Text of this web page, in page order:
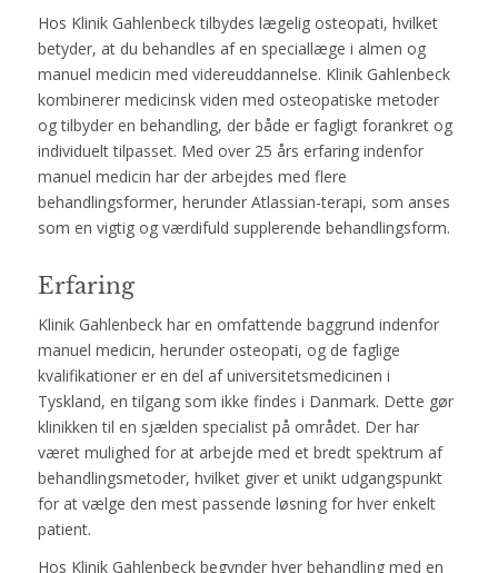
Hos Klinik Gahlenbeck tilbydes lægelig osteopati, hvilket
betyder, at du behandles af en speciallæge i almen og
manuel medicin med videreuddannelse. Klinik Gahlenbeck
kombinerer medicinsk viden med osteopatiske metoder
og tilbyder en behandling, der både er fagligt forankret og
individuelt tilpasset. Med over 25 års erfaring indenfor
manuel medicin har der arbejdes med flere
behandlingsformer, herunder Atlassian-terapi, som anses
som en vigtig og værdifuld supplerende behandlingsform.
Erfaring
Klinik Gahlenbeck har en omfattende baggrund indenfor
manuel medicin, herunder osteopati, og de faglige
kvalifikationer er en del af universitetsmedicinen i
Tyskland, en tilgang som ikke findes i Danmark. Dette gør
klinikken til en sjælden specialist på området. Der har
været mulighed for at arbejde med et bredt spektrum af
behandlingsmetoder, hvilket giver et unikt udgangspunkt
for at vælge den mest passende løsning for hver enkelt
patient.
Hos Klinik Gahlenbeck begynder hver behandling med en